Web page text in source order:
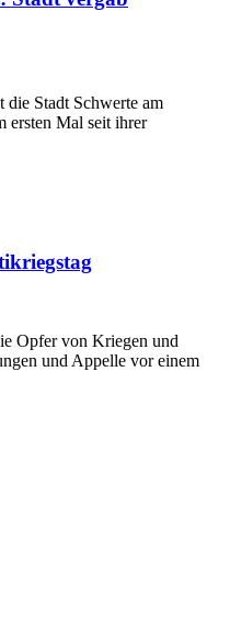
die Stadt Schwerte am
ersten Mal seit ihrer
Opfer von Kriegen und
und Appelle vor einem